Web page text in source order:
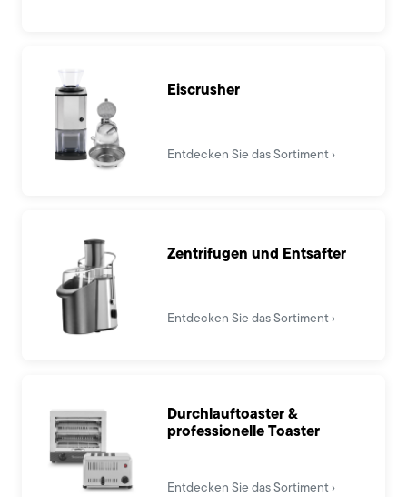
Eiscrusher
Entdecken Sie das Sortiment
Zentrifugen und Entsafter
Entdecken Sie das Sortiment
Durchlauftoaster &
professionelle Toaster
Entdecken Sie das Sortiment